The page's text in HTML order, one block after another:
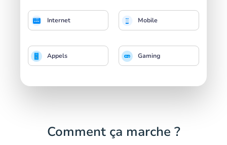
Internet Mobile
Appels Gaming
Comment ça marche ?